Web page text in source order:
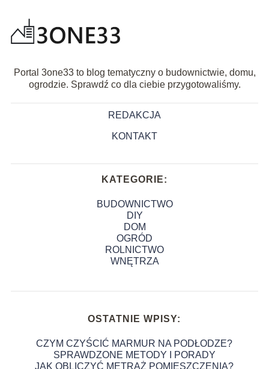
Portal 3one33 to blog tematyczny o budownictwie, domu,
ogrodzie. Sprawdź co dla ciebie przygotowaliśmy.
REDAKCJA
KONTAKT
KATEGORIE:
BUDOWNICTWO
DIY
DOM
OGRÓD
ROLNICTWO
WNĘTRZA
OSTATNIE WPISY:
CZYM CZYŚCIĆ MARMUR NA PODŁODZE?
SPRAWDZONE METODY I PORADY
JAK OBLICZYĆ METRAŻ POMIESZCZENIA?